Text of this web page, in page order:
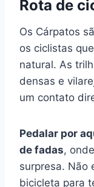
Rota de
Os Cárpatos
os ciclistas
natural. As
densas e
um contato
Pedalar por
de fadas,
surpresa. Não
bicicleta para